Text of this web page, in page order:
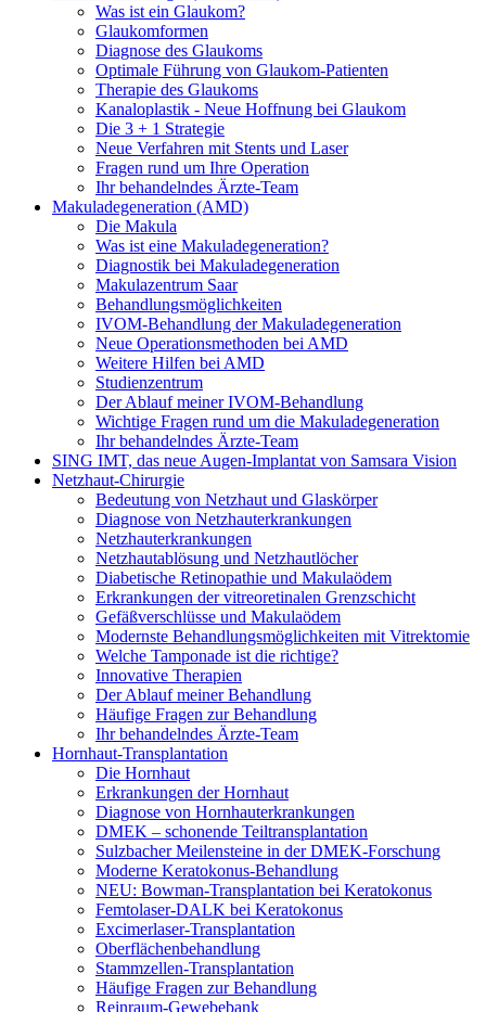
Was ist ein Glaukom?
Glaukomformen
Diagnose des Glaukoms
Optimale Führung von Glaukom-Patienten
Therapie des Glaukoms
Kanaloplastik - Neue Hoffnung bei Glaukom
Die 3 + 1 Strategie
Neue Verfahren mit Stents und Laser
Fragen rund um Ihre Operation
Ihr behandelndes Ärzte-Team
Makuladegeneration (AMD)
Die Makula
Was ist eine Makuladegeneration?
Diagnostik bei Makuladegeneration
Makulazentrum Saar
Behandlungsmöglichkeiten
IVOM-Behandlung der Makuladegeneration
Neue Operationsmethoden bei AMD
Weitere Hilfen bei AMD
Studienzentrum
Der Ablauf meiner IVOM-Behandlung
Wichtige Fragen rund um die Makuladegeneration
Ihr behandelndes Ärzte-Team
SING IMT, das neue Augen-Implantat von Samsara Vision
Netzhaut-Chirurgie
Bedeutung von Netzhaut und Glaskörper
Diagnose von Netzhauterkrankungen
Netzhauterkrankungen
Netzhautablösung und Netzhautlöcher
Diabetische Retinopathie und Makulaödem
Erkrankungen der vitreoretinalen Grenzschicht
Gefäßverschlüsse und Makulaödem
Modernste Behandlungsmöglichkeiten mit Vitrektomie
Welche Tamponade ist die richtige?
Innovative Therapien
Der Ablauf meiner Behandlung
Häufige Fragen zur Behandlung
Ihr behandelndes Ärzte-Team
Hornhaut-Transplantation
Die Hornhaut
Erkrankungen der Hornhaut
Diagnose von Hornhauterkrankungen
DMEK – schonende Teiltransplantation
Sulzbacher Meilensteine in der DMEK-Forschung
Moderne Keratokonus-Behandlung
NEU: Bowman-Transplantation bei Keratokonus
Femtolaser-DALK bei Keratokonus
Excimerlaser-Transplantation
Oberflächenbehandlung
Stammzellen-Transplantation
Häufige Fragen zur Behandlung
Reinraum-Gewebebank